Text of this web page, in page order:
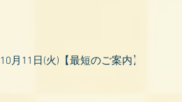
10月11日(火)【最短のご案内】